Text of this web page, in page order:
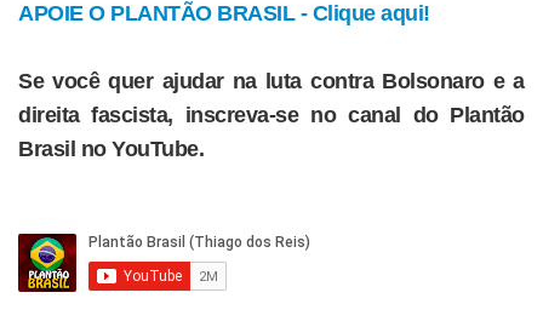
APOIE O PLANTÃO BRASIL - Clique aqui!
Se você quer ajudar na luta contra Bolsonaro e a
direita fascista, inscreva-se no canal do Plantão
Brasil no YouTube.